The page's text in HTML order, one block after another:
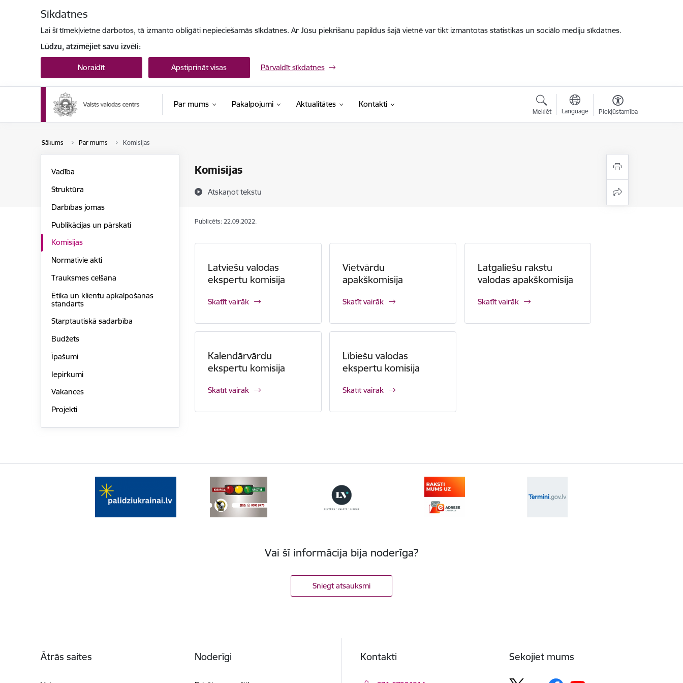
Sīkdatnes
Lai šī tīmekļvietne darbotos, tā izmanto obligāti nepieciešamās sīkdatnes. Ar Jūsu piekrišanu papildus šajā vietnē var tikt izmantotas statistikas un sociālo mediju sīkdatnes.
Lūdzu, atzīmējiet savu izvēli:
Noraidīt Apstiprināt visas Pārvaldīt sīkdatnes
Par mums Pakalpojumi Aktualitātes Kontakti
Meklēt Language Piekļūstamība
Sākums Par mums Komisijas
Komisijas
Atskaņot tekstu
Vadība
Struktūra
Darbības jomas
Publikācijas un pārskati
Komisijas
Normatīvie akti
Trauksmes celšana
Ētika un klientu apkalpošanas
standarts
Starptautiskā sadarbība
Budžets
Īpašumi
Iepirkumi
Vakances
Projekti
Publicēts: 22.09.2022.
Latviešu valodas
ekspertu komisija
Skatīt vairāk
Vietvārdu
apakškomisija
Skatīt vairāk
Latgaliešu rakstu
valodas apakškomisija
Skatīt vairāk
Kalendārvārdu
ekspertu komisija
Skatīt vairāk
Lībiešu valodas
ekspertu komisija
Skatīt vairāk
Vai šī informācija bija noderīga?
Sniegt atsauksmi
Ātrās saites Noderīgi Kontakti Sekojiet mums